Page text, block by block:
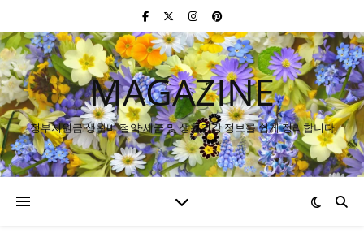
MAGAZINE
정부지원금·생활비 절약·세금 및 생활건강 정보를 쉽게 정리합니다